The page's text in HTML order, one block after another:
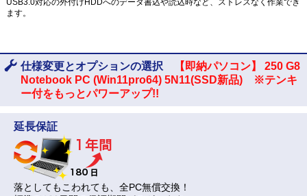
ます。
仕様変更とオプションの選択
【即納パソコン】 250 G8
Notebook PC (Win11pro64) 5N11(SSD新品) ※テンキ
ー付をもっとパワーアップ!!
延長保証
落としてもこわれても、全PC無償交換！